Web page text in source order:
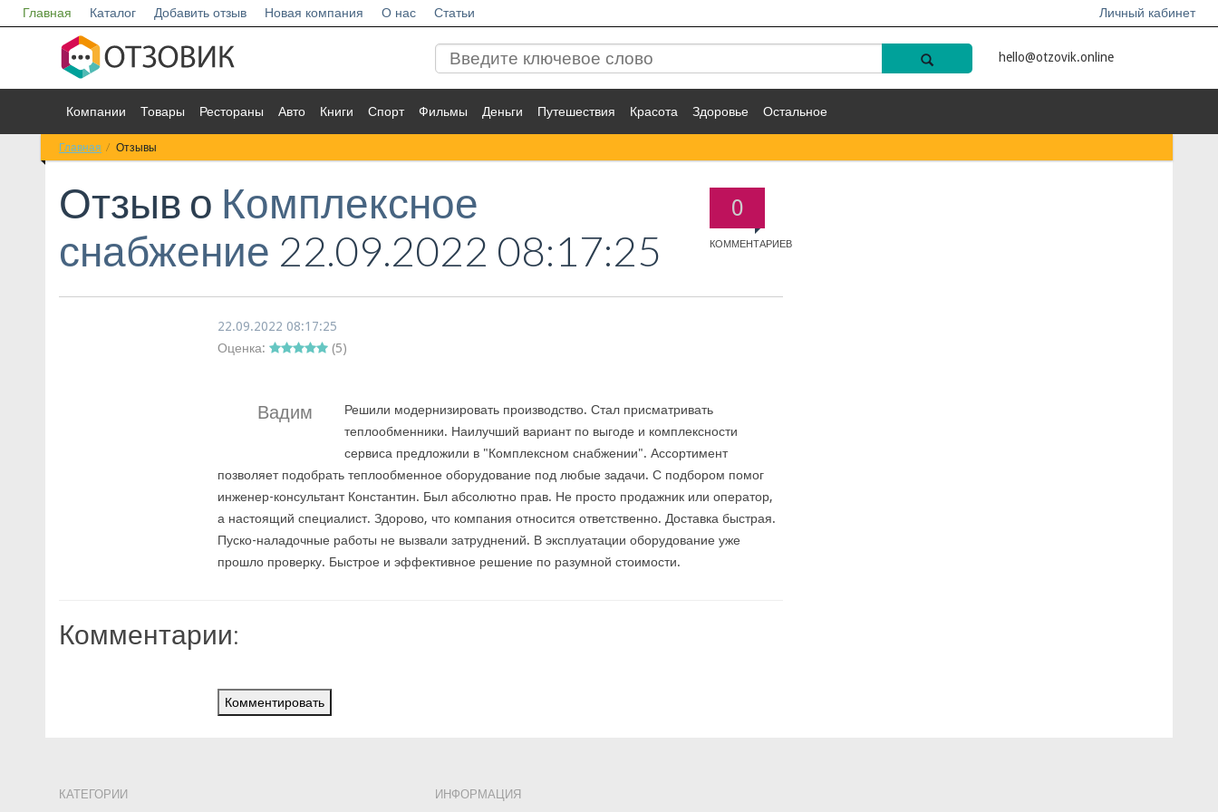
Главная Каталог Добавить отзыв Новая компания О нас Статьи Личный кабинет
hello@otzovik.online
Компании Товары Рестораны Авто Книги Спорт Фильмы Деньги Путешествия Красота Здоровье Остальное
Главная Отзывы
0
КОММЕНТАРИЕВ
Отзыв о Комплексное
снабжение 22.09.2022 08:17:25
22.09.2022 08:17:25
Оценка:
(5)
Вадим
Решили модернизировать производство. Стал присматривать
теплообменники. Наилучший вариант по выгоде и комплексности
сервиса предложили в "Комплексном снабжении". Ассортимент
позволяет подобрать теплообменное оборудование под любые задачи. С подбором помог
инженер-консультант Константин. Был абсолютно прав. Не просто продажник или оператор,
а настоящий специалист. Здорово, что компания относится ответственно. Доставка быстрая.
Пуско-наладочные работы не вызвали затруднений. В эксплуатации оборудование уже
прошло проверку. Быстрое и эффективное решение по разумной стоимости.
Комментарии:
Комментировать
КАТЕГОРИИ ИНФОРМАЦИЯ